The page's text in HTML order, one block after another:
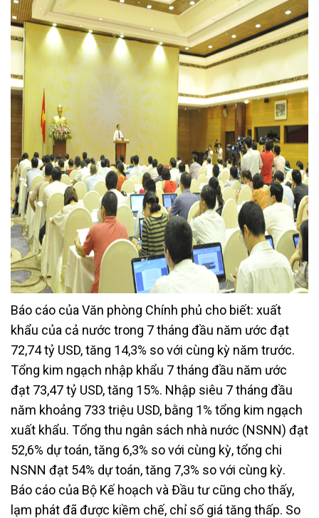
Báo cáo của Văn phòng Chính phủ cho biết: xuất
khẩu của cả nước trong 7 tháng đầu năm ước đạt
72,74 tỷ USD, tăng 14,3% so với cùng kỳ năm trước.
Tổng kim ngạch nhập khẩu 7 tháng đầu năm ước
đạt 73,47 tỷ USD, tăng 15%. Nhập siêu 7 tháng đầu
năm khoảng 733 triệu USD, bằng 1% tổng kim ngạch
xuất khẩu. Tổng thu ngân sách nhà nước (NSNN) đạt
52,6% dự toán, tăng 6,3% so với cùng kỳ, tổng chi
NSNN đạt 54% dự toán, tăng 7,3% so với cùng kỳ.
Báo cáo của Bộ Kế hoạch và Đầu tư cũng cho thấy,
lạm phát đã được kiềm chế, chỉ số giá tăng thấp. So